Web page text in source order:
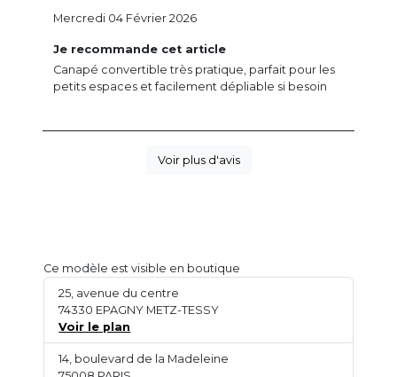
Je recommande cet article
Canapé convertible très pratique, parfait pour les
petits espaces et facilement dépliable si besoin
Mercredi 04 Février 2026
Voir plus d'avis
Ce modèle est visible en boutique
25, avenue du centre
74330 EPAGNY METZ-TESSY
Voir le plan
14, boulevard de la Madeleine